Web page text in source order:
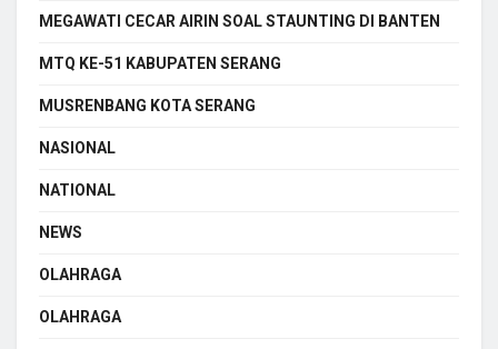
MEGAWATI CECAR AIRIN SOAL STAUNTING DI BANTEN
MTQ KE-51 KABUPATEN SERANG
MUSRENBANG KOTA SERANG
NASIONAL
NATIONAL
NEWS
OLAHRAGA
OLAHRAGA